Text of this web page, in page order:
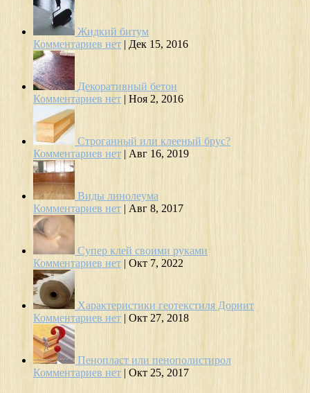
Жидкий битум
Комментариев нет | Дек 15, 2016
Декоративный бетон
Комментариев нет | Ноя 2, 2016
Строганный или клееный брус?
Комментариев нет | Авг 16, 2019
Виды линолеума
Комментариев нет | Авг 8, 2017
Супер клей своими руками
Комментариев нет | Окт 7, 2022
Характеристики геотекстиля Дорнит
Комментариев нет | Окт 27, 2018
Пенопласт или пенополистирол
Комментариев нет | Окт 25, 2017